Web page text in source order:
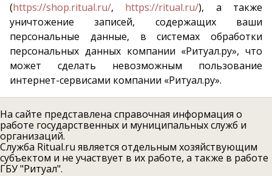
(https://shop.ritual.ru/, https://ritual.ru/), а также
уничтожение записей, содержащих ваши
персональные данные, в системах обработки
персональных данных компании «Ритуал.ру», что
может сделать невозможным пользование
интернет-сервисами компании «Ритуал.ру».
На сайте представлена справочная информация о
работе государственных и муниципальных служб и
организаций.
Служба Ritual.ru является отдельным хозяйствующим
субъектом и не участвует в их работе, а также в работе
ГБУ "Ритуал".